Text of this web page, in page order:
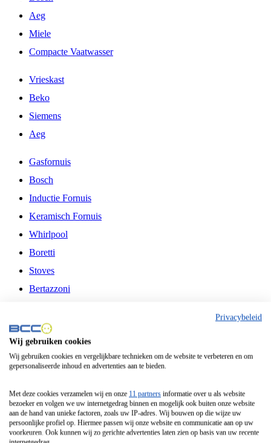
Aeg
Miele
Compacte Vaatwasser
Vrieskast
Beko
Siemens
Aeg
Gasfornuis
Bosch
Inductie Fornuis
Keramisch Fornuis
Whirlpool
Boretti
Stoves
Bertazzoni
Fitelli
Airfryer
Frituurpan
Contactgrill
Broodbakmachine
Broodrooster
Privacybeleid
Wij gebruiken cookies
Wij gebruiken cookies en vergelijkbare technieken om de website te verbeteren en om
gepersonaliseerde inhoud en advertenties aan te bieden.
Met deze cookies verzamelen wij en onze 11 partners informatie over u als website
bezoeker en volgen we uw internetgedrag binnen en mogelijk ook buiten onze website
aan de hand van unieke factoren, zoals uw IP-adres. Wij bouwen op die wijze uw
persoonlijke profiel op. Hiermee passen wij onze website en communicatie aan op uw
voorkeuren. Ook kunnen wij zo gerichte advertenties laten zien op basis van uw recente